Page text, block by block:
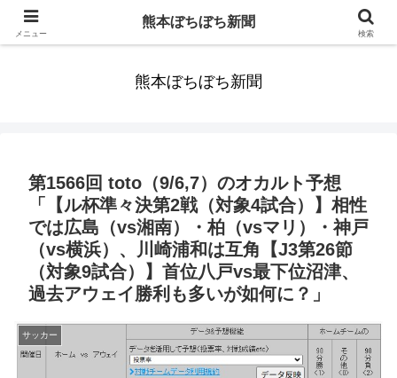
みんなまだ気づかずすごしていたんだわ。ずっといっしょに歩いてゆけるっ
熊本ぼちぼち新聞
第1566回 toto（9/6,7）のオカルト予想
「【ル杯準々決第2戦（対象4試合）】相性
では広島（vs湘南）・柏（vsマリ）・神戸
（vs横浜）、川崎浦和は互角【J3第26節
（対象9試合）】首位八戸vs最下位沼津、
過去アウェイ勝利も多いが如何に？」
サッカー
メニュー
熊本ぼちぼち新聞
検索